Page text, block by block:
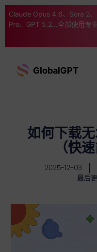
Claude Opus 4.6、Sora 2
Pro、GPT 5.2...全部使用专
GlobalGPT
如何下载
（快
2025-12-03
最后